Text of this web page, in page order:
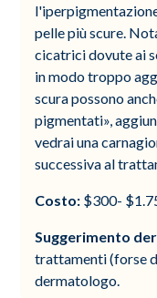
pelle più scure.
cicatrici dovute ai
in modo troppo
scura possono
pigmentati»,
vedrai una
successiva al
Costo: $300-
Suggerimento
trattamenti (forse
dermatologo.